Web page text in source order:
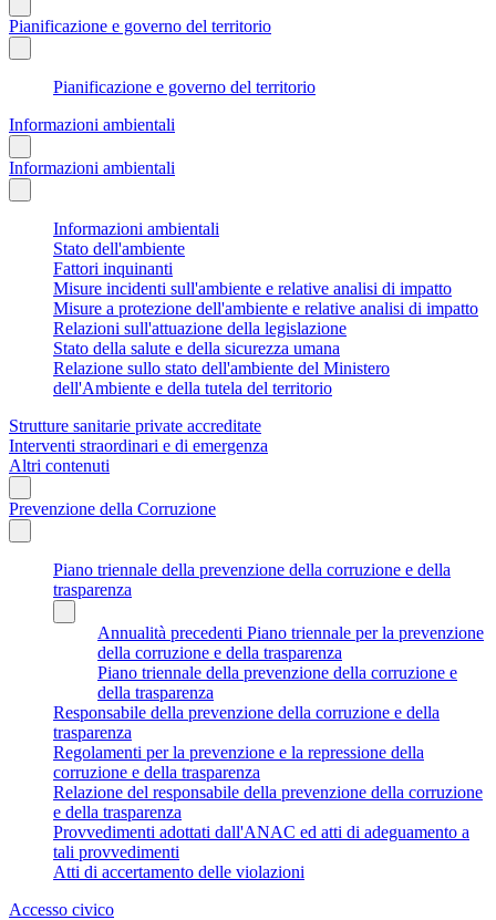
Pianificazione e governo del territorio
Pianificazione e governo del territorio
Informazioni ambientali
Informazioni ambientali
Informazioni ambientali
Stato dell'ambiente
Fattori inquinanti
Misure incidenti sull'ambiente e relative analisi di impatto
Misure a protezione dell'ambiente e relative analisi di impatto
Relazioni sull'attuazione della legislazione
Stato della salute e della sicurezza umana
Relazione sullo stato dell'ambiente del Ministero
dell'Ambiente e della tutela del territorio
Strutture sanitarie private accreditate
Interventi straordinari e di emergenza
Altri contenuti
Prevenzione della Corruzione
Piano triennale della prevenzione della corruzione e della
trasparenza
Annualità precedenti Piano triennale per la prevenzione
della corruzione e della trasparenza
Piano triennale della prevenzione della corruzione e
della trasparenza
Responsabile della prevenzione della corruzione e della
trasparenza
Regolamenti per la prevenzione e la repressione della
corruzione e della trasparenza
Relazione del responsabile della prevenzione della corruzione
e della trasparenza
Provvedimenti adottati dall'ANAC ed atti di adeguamento a
tali provvedimenti
Atti di accertamento delle violazioni
Accesso civico